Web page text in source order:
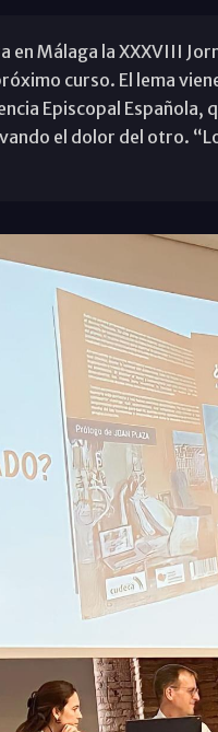
en Málaga la XXXVIII
curso. El lema
Episcopal Española,
el dolor del otro.